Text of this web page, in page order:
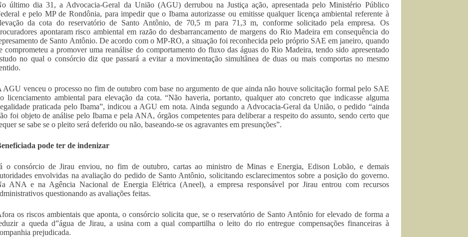
último dia 31, a Advocacia-Geral da União (AGU) derrubou na Justiça ação, apresentada pelo Ministério Público
e pelo MP de Rondônia, para impedir que o Ibama autorizasse ou emitisse qualquer licença ambiental referente à
da cota do reservatório de Santo Antônio, de 70,5 m para 71,3 m, conforme solicitado pela empresa. Os
apontaram risco ambiental em razão do desbarrancamento de margens do Rio Madeira em consequência do
de Santo Antônio. De acordo com o MP-RO, a situação foi reconhecida pelo próprio SAE em janeiro, quando
comprometeu a promover uma reanálise do comportamento do fluxo das águas do Rio Madeira, tendo sido apresentado
no qual o consórcio diz que passará a evitar a movimentação simultânea de duas ou mais comportas no mesmo
AGU venceu o processo no fim de outubro com base no argumento de que ainda não houve solicitação formal pelo SAE
licenciamento ambiental para elevação da cota. “Não haveria, portanto, qualquer ato concreto que indicasse alguma
praticada pelo Ibama”, indicou a AGU em nota. Ainda segundo a Advocacia-Geral da União, o pedido “ainda
foi objeto de análise pelo Ibama e pela ANA, órgãos competentes para deliberar a respeito do assunto, sendo certo que
se sabe se o pleito será deferido ou não, baseando-se os agravantes em presunções”.
pode ter de indenizar
o consórcio de Jirau enviou, no fim de outubro, cartas ao ministro de Minas e Energia, Edison Lobão, e demais
envolvidas na avaliação do pedido de Santo Antônio, solicitando esclarecimentos sobre a posição do governo.
ANA e na Agência Nacional de Energia Elétrica (Aneel), a empresa responsável por Jirau entrou com recursos
questionando as avaliações feitas.
os riscos ambientais que aponta, o consórcio solicita que, se o reservatório de Santo Antônio for elevado de forma a
a queda d”água de Jirau, a usina com a qual compartilha o leito do rio entregue compensações financeiras à
prejudicada.